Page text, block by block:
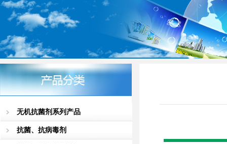
无机抗菌剂系列产品
抗菌、抗病毒剂